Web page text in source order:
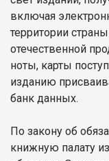
включая
территории
отечественной
ноты, карты
изданию
банк данных.
По закону об
книжную палату